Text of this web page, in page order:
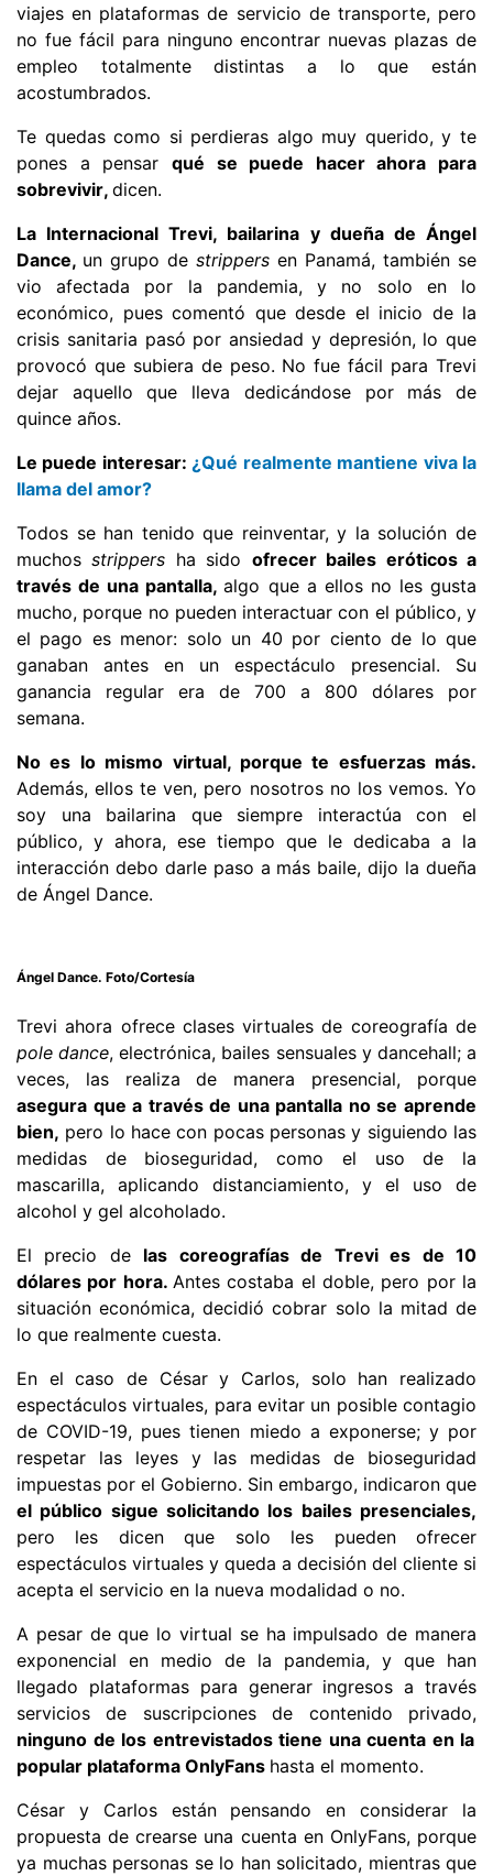
viajes en plataformas de servicio de transporte, pero
no fue fácil para ninguno encontrar nuevas plazas de
empleo totalmente distintas a lo que están
acostumbrados.
Te quedas como si perdieras algo muy querido, y te
pones a pensar qué se puede hacer ahora para
sobrevivir, dicen.
La Internacional Trevi, bailarina y dueña de Ángel
Dance, un grupo de strippers en Panamá, también se
vio afectada por la pandemia, y no solo en lo
económico, pues comentó que desde el inicio de la
crisis sanitaria pasó por ansiedad y depresión, lo que
provocó que subiera de peso. No fue fácil para Trevi
dejar aquello que lleva dedicándose por más de
quince años.
Le puede interesar: ¿Qué realmente mantiene viva la
llama del amor?
Todos se han tenido que reinventar, y la solución de
muchosstrippers ha sido ofrecer bailes eróticos a
través de una pantalla,algo que a ellos no les gusta
mucho, porque no pueden interactuar con el público, y
el pago es menor: solo un 40 por ciento de lo que
ganaban antes en un espectáculo presencial. Su
ganancia regular era de 700 a 800 dólares por
semana.
No es lo mismo virtual, porque te esfuerzas más.
Además, ellos te ven, pero nosotros no los vemos. Yo
soy una bailarina que siempre interactúa con el
público, y ahora, ese tiempo que le dedicaba a la
interacción debo darle paso a más baile, dijo la dueña
de Ángel Dance.
Ángel Dance. Foto/Cortesía
Trevi ahora ofrece clases virtuales de coreografía de
pole dance, electrónica, bailes sensuales y dancehall; a
veces, las realiza de manera presencial, porque
asegura que a través de una pantalla no se aprende
bien, pero lo hace con pocas personas y siguiendo las
medidas de bioseguridad, como el uso de la
mascarilla, aplicando distanciamiento, y el uso de
alcohol y gel alcoholado.
El precio de las coreografías de Trevi es de 10
dólares por hora. Antes costaba el doble, pero por la
situación económica, decidió cobrar solo la mitad de
lo que realmente cuesta.
En el caso de César y Carlos, solo han realizado
espectáculos virtuales, para evitar un posible contagio
de COVID-19, pues tienen miedo a exponerse; y por
respetar las leyes y las medidas de bioseguridad
impuestas por el Gobierno. Sin embargo, indicaron que
el público sigue solicitando los bailes presenciales,
pero les dicen que solo les pueden ofrecer
espectáculos virtuales y queda a decisión del cliente si
acepta el servicio en la nueva modalidad o no.
A pesar de que lo virtual se ha impulsado de manera
exponencial en medio de la pandemia, y que han
llegado plataformas para generar ingresos a través
servicios de suscripciones de contenido privado,
ninguno de los entrevistados tiene una cuenta en la
popular plataforma OnlyFans hasta el momento.
César y Carlos están pensando en considerar la
propuesta de crearse una cuenta en OnlyFans, porque
ya muchas personas se lo han solicitado, mientras que